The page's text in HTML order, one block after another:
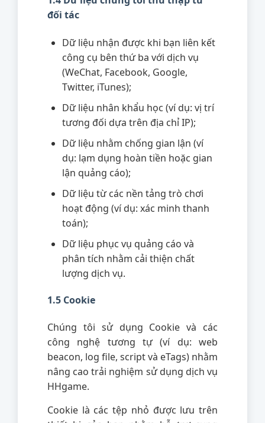
đối tác
Dữ liệu nhận được khi bạn liên kết
công cụ bên thứ ba với dịch vụ
(WeChat, Facebook, Google,
Twitter, iTunes);
Dữ liệu nhân khẩu học (ví dụ: vị trí
tương đối dựa trên địa chỉ IP);
Dữ liệu nhằm chống gian lận (ví
dụ: lạm dụng hoàn tiền hoặc gian
lận quảng cáo);
Dữ liệu từ các nền tảng trò chơi
hoạt động (ví dụ: xác minh thanh
toán);
Dữ liệu phục vụ quảng cáo và
phân tích nhằm cải thiện chất
lượng dịch vụ.
1.5 Cookie
Chúng tôi sử dụng Cookie và các
công nghệ tương tự (ví dụ: web
beacon, log file, script và eTags) nhằm
nâng cao trải nghiệm sử dụng dịch vụ
HHgame.
Cookie là các tệp nhỏ được lưu trên